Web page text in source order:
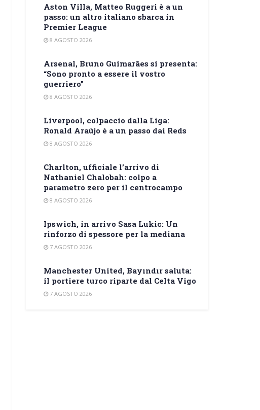
Aston Villa, Matteo Ruggeri è a un
passo: un altro italiano sbarca in
Premier League
8 AGOSTO 2026
Arsenal, Bruno Guimarães si presenta:
“Sono pronto a essere il vostro
guerriero”
8 AGOSTO 2026
Liverpool, colpaccio dalla Liga:
Ronald Araújo è a un passo dai Reds
8 AGOSTO 2026
Charlton, ufficiale l’arrivo di
Nathaniel Chalobah: colpo a
parametro zero per il centrocampo
8 AGOSTO 2026
Ipswich, in arrivo Sasa Lukic: Un
rinforzo di spessore per la mediana
7 AGOSTO 2026
Manchester United, Bayındır saluta:
il portiere turco riparte dal Celta Vigo
7 AGOSTO 2026